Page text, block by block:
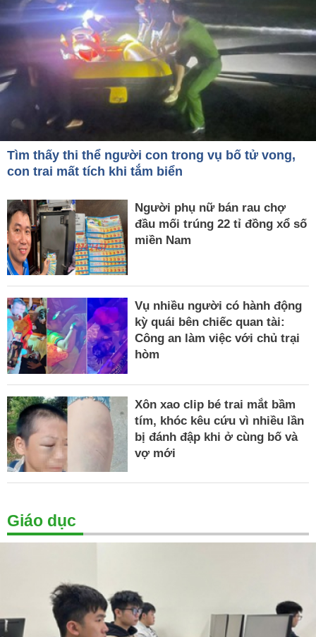
Tìm thấy thi thể người con trong vụ bố tử vong,
con trai mất tích khi tắm biển
Người phụ nữ bán rau chợ
đầu mối trúng 22 tỉ đồng xổ số
miền Nam
Vụ nhiều người có hành động
kỳ quái bên chiếc quan tài:
Công an làm việc với chủ trại
hòm
Xôn xao clip bé trai mắt bầm
tím, khóc kêu cứu vì nhiều lần
bị đánh đập khi ở cùng bố và
vợ mới
Giáo dục